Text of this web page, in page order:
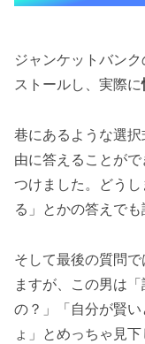
ジャンケットバン
ストールし、実際に
巷にあるような選
由に答えることが
つけました。どう
る」とかの答えで
そして最後の質問
ますが、この男は
の？」「自分が賢
ょ」とめっちゃ見